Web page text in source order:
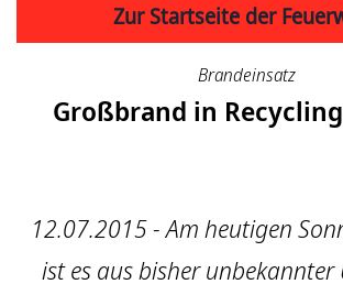
Zur Startseite der
Brandeinsatz
Großbrand in
12.07.2015 - Am heutigen
ist es aus bisher unbekannter